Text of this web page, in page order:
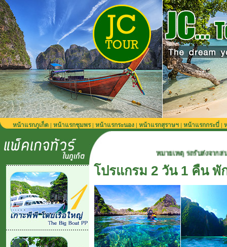
หน้าแรกภูเก็ต | หน้าแรกชุมพร| หน้าแรกระนอง | หน้าแรกสุราษฯ | หน้าแรกกระบี่ |
หมายเหตุ รถรับส่งจากสนามบินภูเ
โปรแกรม 2 วัน 1 คืน พั